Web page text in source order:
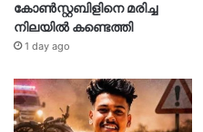
കോൺസ്റ്റബിളിനെ മരിച്ച
നിലയിൽ കണ്ടെത്തി
1 day ago